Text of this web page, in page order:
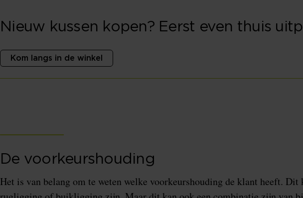
Nieuw kussen kopen? Eerst even thuis
Kom langs in de winkel
De voorkeurshouding
Het is van belang om te weten welke voorkeurshouding de klant heeft.